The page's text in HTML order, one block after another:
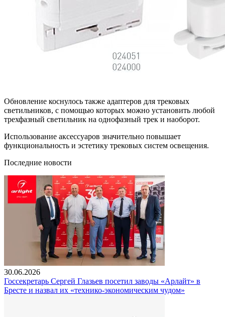
Обновление коснулось также адаптеров для трековых
светильников, с помощью которых можно установить любой
трехфазный светильник на однофазный трек и наоборот.
Использование аксессуаров значительно повышает
функциональность и эстетику трековых систем освещения.
Последние новости
30.06.2026
Госсекретарь Сергей Глазьев посетил заводы «Арлайт» в
Бресте и назвал их «технико-экономическим чудом»